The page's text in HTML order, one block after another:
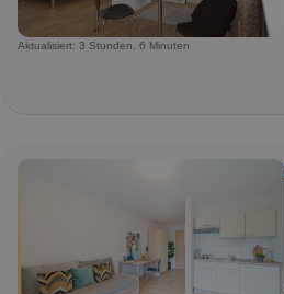
Aktualisiert: 3 Stunden, 6 Minuten